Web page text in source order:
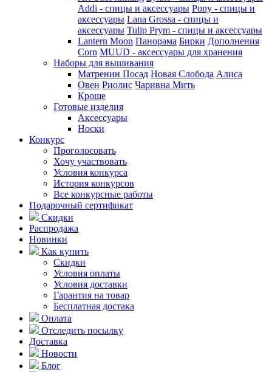
Addi - спицы и аксессуары Pony - спицы и
аксессуары Lana Grossa - спицы и
аксессуары Tulip Prym - спицы и аксессуары
Lantern Moon Панорама Бирки Дополнения
Corn MUUD - аксессуары для хранения
Наборы для вышивания
Матренин Посад Новая Слобода Алиса
Овен Риолис Чаривна Мить
Кроше
Готовые изделия
Аксессуары
Носки
Конкурс
Проголосовать
Хочу участвовать
Условия конкурса
История конкурсов
Все конкурсные работы
Подарочный сертификат
Скидки
Распродажа
Новинки
Как купить
Скидки
Условия оплаты
Условия доставки
Гарантия на товар
Бесплатная достака
Оплата
Отследить посылку
Доставка
Новости
Блог